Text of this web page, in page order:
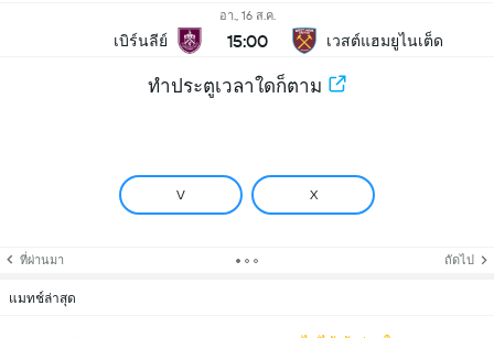
เบิร์นลีย์
อา., 16 ส.ค.
15:00 เวสต์แฮมยูไนเต็ด
ทำประตูเวลาใดก็ตาม
V X
ที่ผ่านมา ถัดไป
แมทช์ล่าสุด